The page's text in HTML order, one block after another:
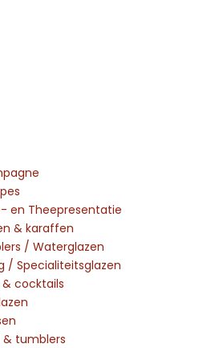
en Theepresentatie
& karaffen
/ Waterglazen
/ Specialiteitsglazen
& cocktails
& tumblers